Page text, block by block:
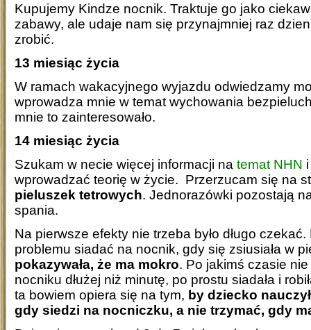
Kupujemy Kindze nocnik. Traktuje go jako
zabawy, ale udaje nam się przynajmniej raz
zrobić.
13 miesiąc życia
W ramach wakacyjnego wyjazdu odwiedzamy
wprowadza mnie w temat wychowania
mnie to zainteresowało.
14 miesiąc życia
Szukam w necie więcej informacji na temat NHN
wprowadzać teorię w życie. Przerzucam się na
pieluszek tetrowych. Jednorazówki pozostają
spania.
Na pierwsze efekty nie trzeba było długo
problemu siadać na nocnik, gdy się zsiusiała w
pokazywała, że ma mokro. Po jakimś czasie nie
nocniku dłużej niż minutę, po prostu siadała i
ta bowiem opiera się na tym, by dziecko
gdy siedzi na nocniczku, a nie trzymać, gdy